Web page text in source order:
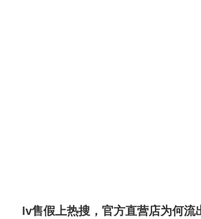
lv售假上热搜，官方直营店为何流